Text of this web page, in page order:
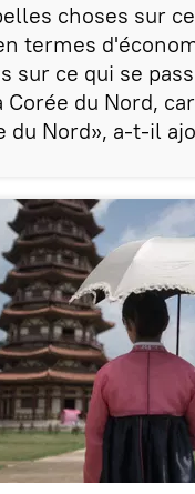
choses sur
termes
sur ce qui se
du Nord,
du Nord», a-t-il